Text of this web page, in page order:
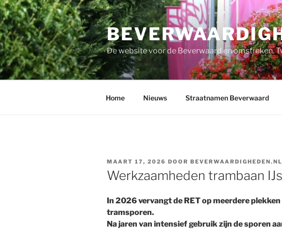
Ga
naar
de
inhoud
De website voor de Beverwaard en omstreken.
Home Nieuws Straatnamen Beverwaard
GEPLAATST
OP
MAART 17, 2026 DOOR BEVERWAARDIGHEDEN.NL
Werkzaamheden trambaan
In 2026 vervangt de RET op meerdere
tramsporen.
Na jaren van intensief gebruik zijn de sporen